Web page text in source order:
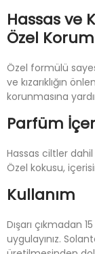
Hassas ve
Özel
Özel formülü
ve kızarıklığın
korunmasına
Parfüm
Hassas ciltler
Özel kokusu,
Kullanım
Dışarı çıkmadan
uygulayınız.